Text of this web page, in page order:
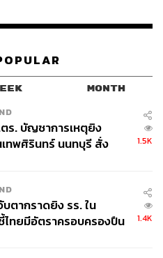
WEALTH
เศรษฐกิจ ธุรกิจ และการลงทุน โดย
STANDARD
MONTH
ร. บัญชาการเหตุยิง
เทพศิรินทร์ นนทบุรี สั่ง
1.5K
ตากราดยิง รร. ใน
ไทยมีอัตราครอบครองปืน
1.4K